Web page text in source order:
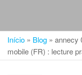
Início » Blog » annecy
mobile (FR) : lecture